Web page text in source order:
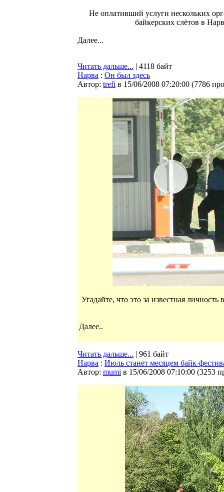
Не оплативший услуги нескольких
байкерских слётов в
Далее...
Читать дальше... | 4118 байт
Нарва : Он был здесь
Автор: trefi в 15/06/2008 07:20:00 (7786
Угадайте, что это за известная
Далее..
Читать дальше... | 961 байт
Нарва : Июль станет месяцем байк-
Автор: mumi в 15/06/2008 07:10:00 (3253